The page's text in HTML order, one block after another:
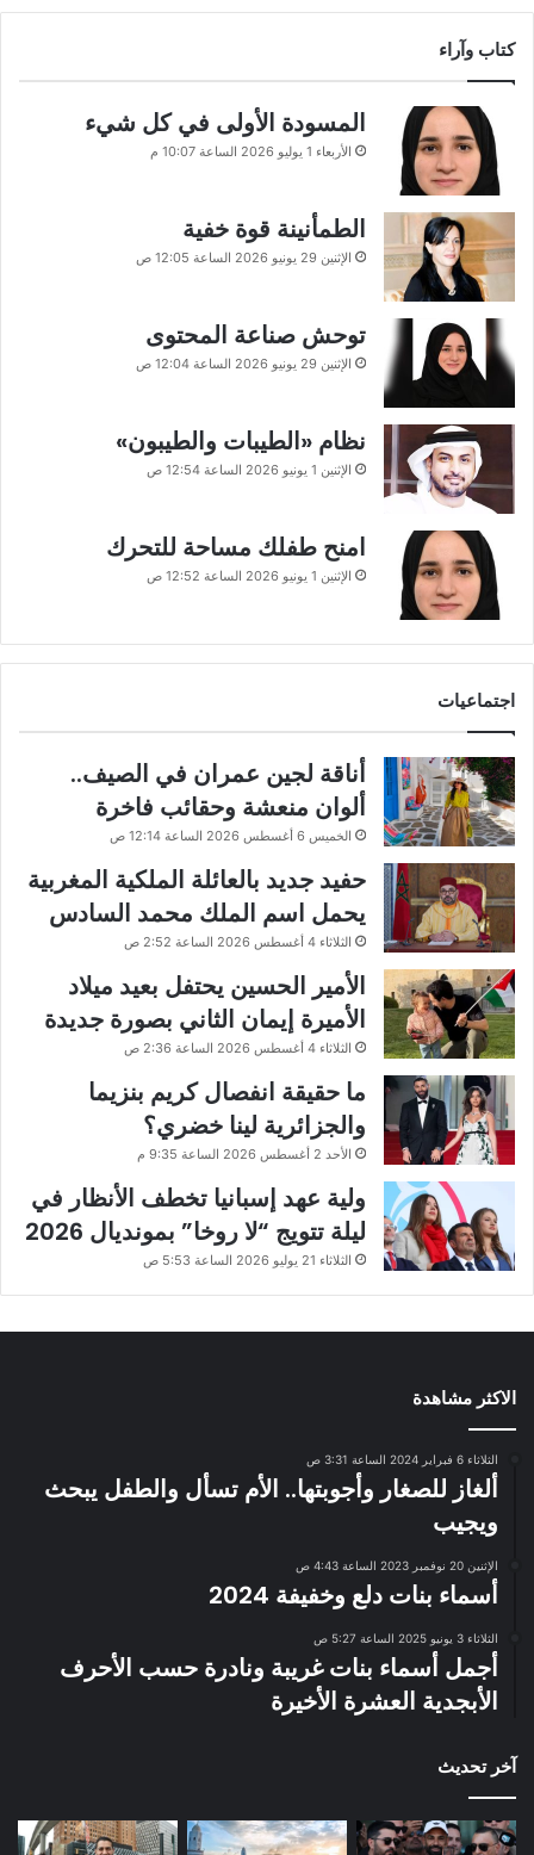
كتاب وآراء
المسودة الأولى في كل شيء
الأربعاء 1 يوليو 2026 الساعة 10:07 م
الطمأنينة قوة خفية
الإثنين 29 يونيو 2026 الساعة 12:05 ص
توحش صناعة المحتوى
الإثنين 29 يونيو 2026 الساعة 12:04 ص
نظام «الطيبات والطيبون»
الإثنين 1 يونيو 2026 الساعة 12:54 ص
امنح طفلك مساحة للتحرك
الإثنين 1 يونيو 2026 الساعة 12:52 ص
اجتماعيات
أناقة لجين عمران في الصيف..
ألوان منعشة وحقائب فاخرة
الخميس 6 أغسطس 2026 الساعة 12:14 ص
حفيد جديد بالعائلة الملكية المغربية
يحمل اسم الملك محمد السادس
الثلاثاء 4 أغسطس 2026 الساعة 2:52 ص
الأمير الحسين يحتفل بعيد ميلاد
الأميرة إيمان الثاني بصورة جديدة
الثلاثاء 4 أغسطس 2026 الساعة 2:36 ص
ما حقيقة انفصال كريم بنزيما
والجزائرية لينا خضري؟
الأحد 2 أغسطس 2026 الساعة 9:35 م
ولية عهد إسبانيا تخطف الأنظار في
ليلة تتويج “لا روخا” بمونديال 2026
الثلاثاء 21 يوليو 2026 الساعة 5:53 ص
الاكثر مشاهدة
الثلاثاء 6 فبراير 2024 الساعة 3:31 ص
ألغاز للصغار وأجوبتها.. الأم تسأل والطفل يبحث
ويجيب
الإثنين 20 نوفمبر 2023 الساعة 4:43 ص
أسماء بنات دلع وخفيفة 2024
الثلاثاء 3 يونيو 2025 الساعة 5:27 ص
أجمل أسماء بنات غريبة ونادرة حسب الأحرف
الأبجدية العشرة الأخيرة
آخر تحديث